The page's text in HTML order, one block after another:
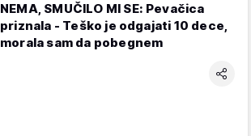
NEMA, SMUČILO MI SE: Pevačica
priznala - Teško je odgajati 10 dece,
morala sam da pobegnem